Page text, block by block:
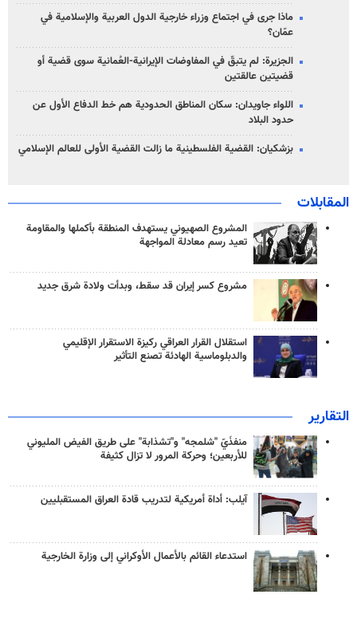
ماذا جرى في اجتماع وزراء خارجية الدول العربية والإسلامية في
عمّان؟
الجزيرة: لم يتبقّ في المفاوضات الإيرانية-العُمانية سوى قضية أو
قضيتين عالقتين
اللواء جاويدان: سكان المناطق الحدودية هم خط الدفاع الأول عن
حدود البلاد
بزشكيان: القضية الفلسطينية ما زالت القضية الأولى للعالم الإسلامي
المقابلات
المشروع الصهيوني يستهدف المنطقة بأكملها والمقاومة
تعيد رسم معادلة المواجهة
مشروع كسر إيران قد سقط، وبدأت ولادة شرق جديد
استقلال القرار العراقي ركيزة الاستقرار الإقليمي
والدبلوماسية الهادئة تصنع التأثير
التقارير
منفذَيّ "شلمجه" و"تشذابة" على طريق الفيض المليوني
للأربعين؛ وحركة المرور لا تزال كثيفة
آيلب: أداة أمريكية لتدريب قادة العراق المستقبليين
استدعاء القائم بالأعمال الأوكراني إلى وزارة الخارجية